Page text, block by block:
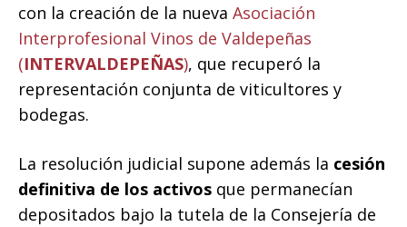
con la creación de la nueva Asociación
Interprofesional Vinos de Valdepeñas
(INTERVALDEPEÑAS), que recuperó la
representación conjunta de viticultores y
bodegas.
La resolución judicial supone además la cesión
definitiva de los activos que permanecían
depositados bajo la tutela de la Consejería de